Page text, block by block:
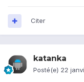
Citer
katanka
Posté(e) 22